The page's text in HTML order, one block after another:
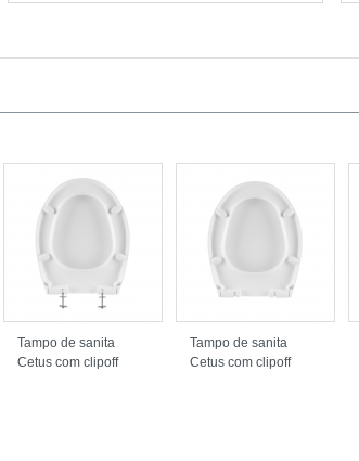
Tampo de sanita
Cetus com clipoff
Tampo de sanita
Cetus com clipoff